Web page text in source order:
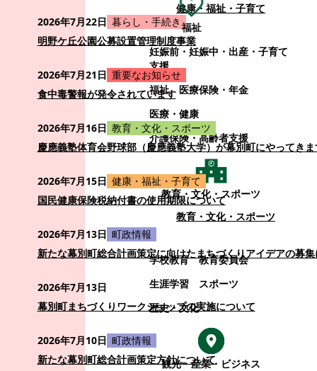
健康・福祉・子育て
妊娠前・妊娠中・出産・子育て
支援
福祉
医療保険・年金
医療・健康
介護保険・高齢者支援
教育・文化・スポーツ
教育・文化・スポーツ
学校教育
教育委員会
生涯学習
スポーツ
歴史・文化
観光・産業・ビジネス
2026年7月22日 暮らし・手続き
明野ケ丘公園公募設置管理制度事業
2026年7月21日 重要なお知らせ
食中毒警報が発令されています
2026年7月16日 教育・文化・スポーツ
慶應義塾体育会野球部（慶應義塾大学）が幕別町にやってき
2026年7月15日 健康・福祉・子育て
国民健康保険税納付書の使用期限について
2026年7月13日 町政情報
新たな幕別町総合計画策定に向けたまちづくりアイデアの募
2026年7月13日
幕別町まちづくりワークショップの実施について
2026年7月10日 町政情報
新たな幕別町総合計画策定方針について
福祉